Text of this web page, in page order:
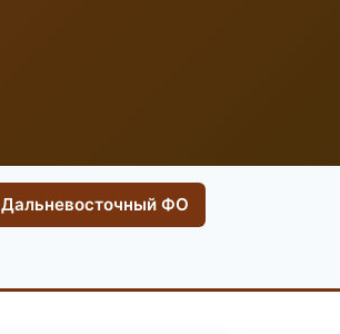
Дальневосточный ФО